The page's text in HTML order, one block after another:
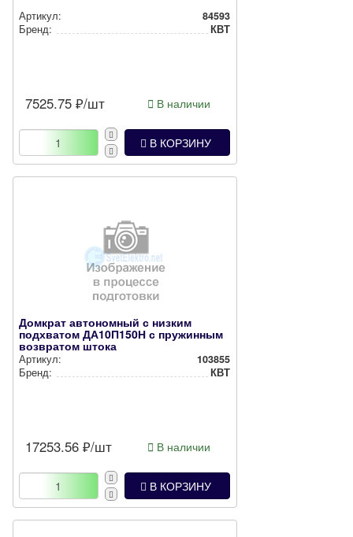
Артикул:
84593
Бренд:
КВТ
7525.75 ₽/шт В наличии
В КОРЗИНУ
Домкрат автономный с низким
подхватом ДА10П150Н с пружинным
возвратом штока
Артикул:
103855
Бренд:
КВТ
17253.56 ₽/шт В наличии
В КОРЗИНУ